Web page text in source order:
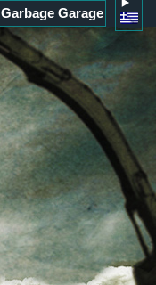
Garbage Garage